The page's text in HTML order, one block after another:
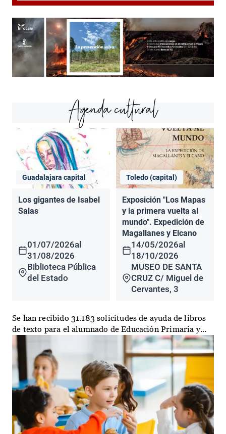
Agenda cultural
Guadalajara capital
Los gigantes de Isabel
Salas
01/07/2026al
31/08/2026
Biblioteca Pública
del Estado
Toledo (capital)
Exposición "Los Mapas
y la primera vuelta al
mundo". Expedición de
Magallanes y Elcano
14/05/2026al
18/10/2026
MUSEO DE SANTA
CRUZ C/ Miguel de
Cervantes, 3
Se han recibido 31.183 solicitudes de ayuda de libros
de texto para el alumnado de Educación Primaria y...